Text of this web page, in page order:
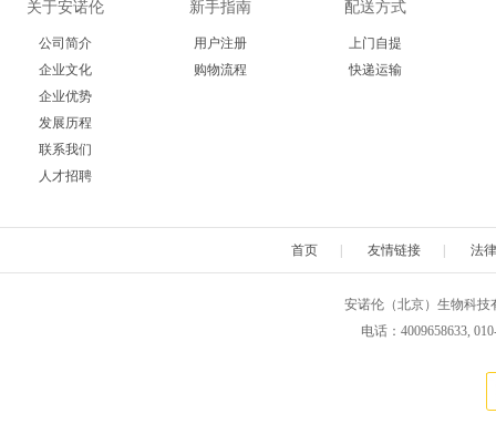
关于安诺伦
公司简介
企业文化
企业优势
发展历程
联系我们
人才招聘
新手指南
用户注册
购物流程
配送方式
上门自提
快递运输
首页 友情链接 法
安诺伦（北京）生物科技
电话：4009658633,